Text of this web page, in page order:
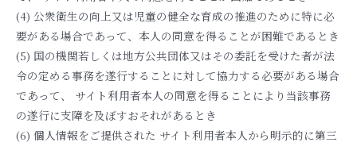
(4) 公衆衛生の向上又は児童の健全な育成の推進のために特に必
要がある場合であって、本人の同意を得ることが困難であるとき
(5) 国の機関若しくは地方公共団体又はその委託を受けた者が法
令の定める事務を遂行することに対して協力する必要がある場合
であって、 サイト利用者本人の同意を得ることにより当該事務
の遂行に支障を及ぼすおそれがあるとき
(6) 個人情報をご提供された サイト利用者本人から明示的に第三